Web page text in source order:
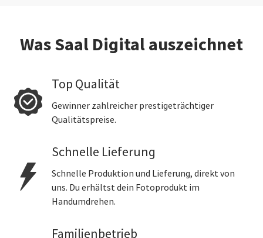
Was Saal Digital auszeichnet
Top Qualität
Gewinner zahlreicher prestigeträchtiger
Qualitätspreise.
Schnelle Lieferung
Schnelle Produktion und Lieferung, direkt von
uns. Du erhältst dein Fotoprodukt im
Handumdrehen.
Familienbetrieb